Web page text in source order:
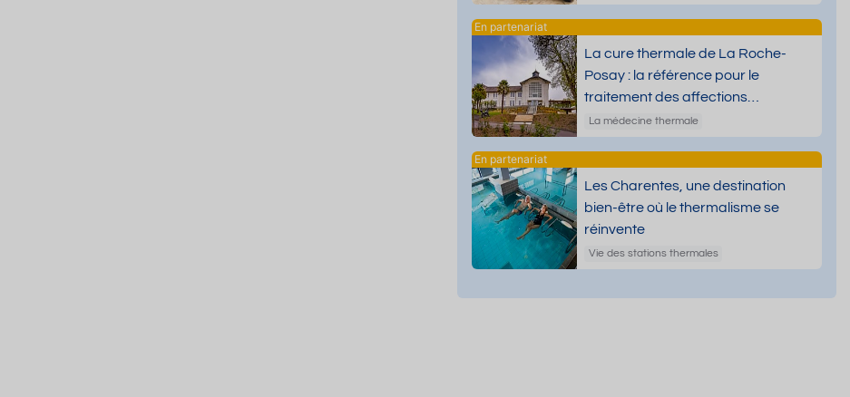
La cure thermale de La Roche-
Posay : la référence pour le
traitement des affections
dermatologiques
La médecine thermale
Les Charentes, une destination
bien-être où le thermalisme se
réinvente
Vie des stations thermales